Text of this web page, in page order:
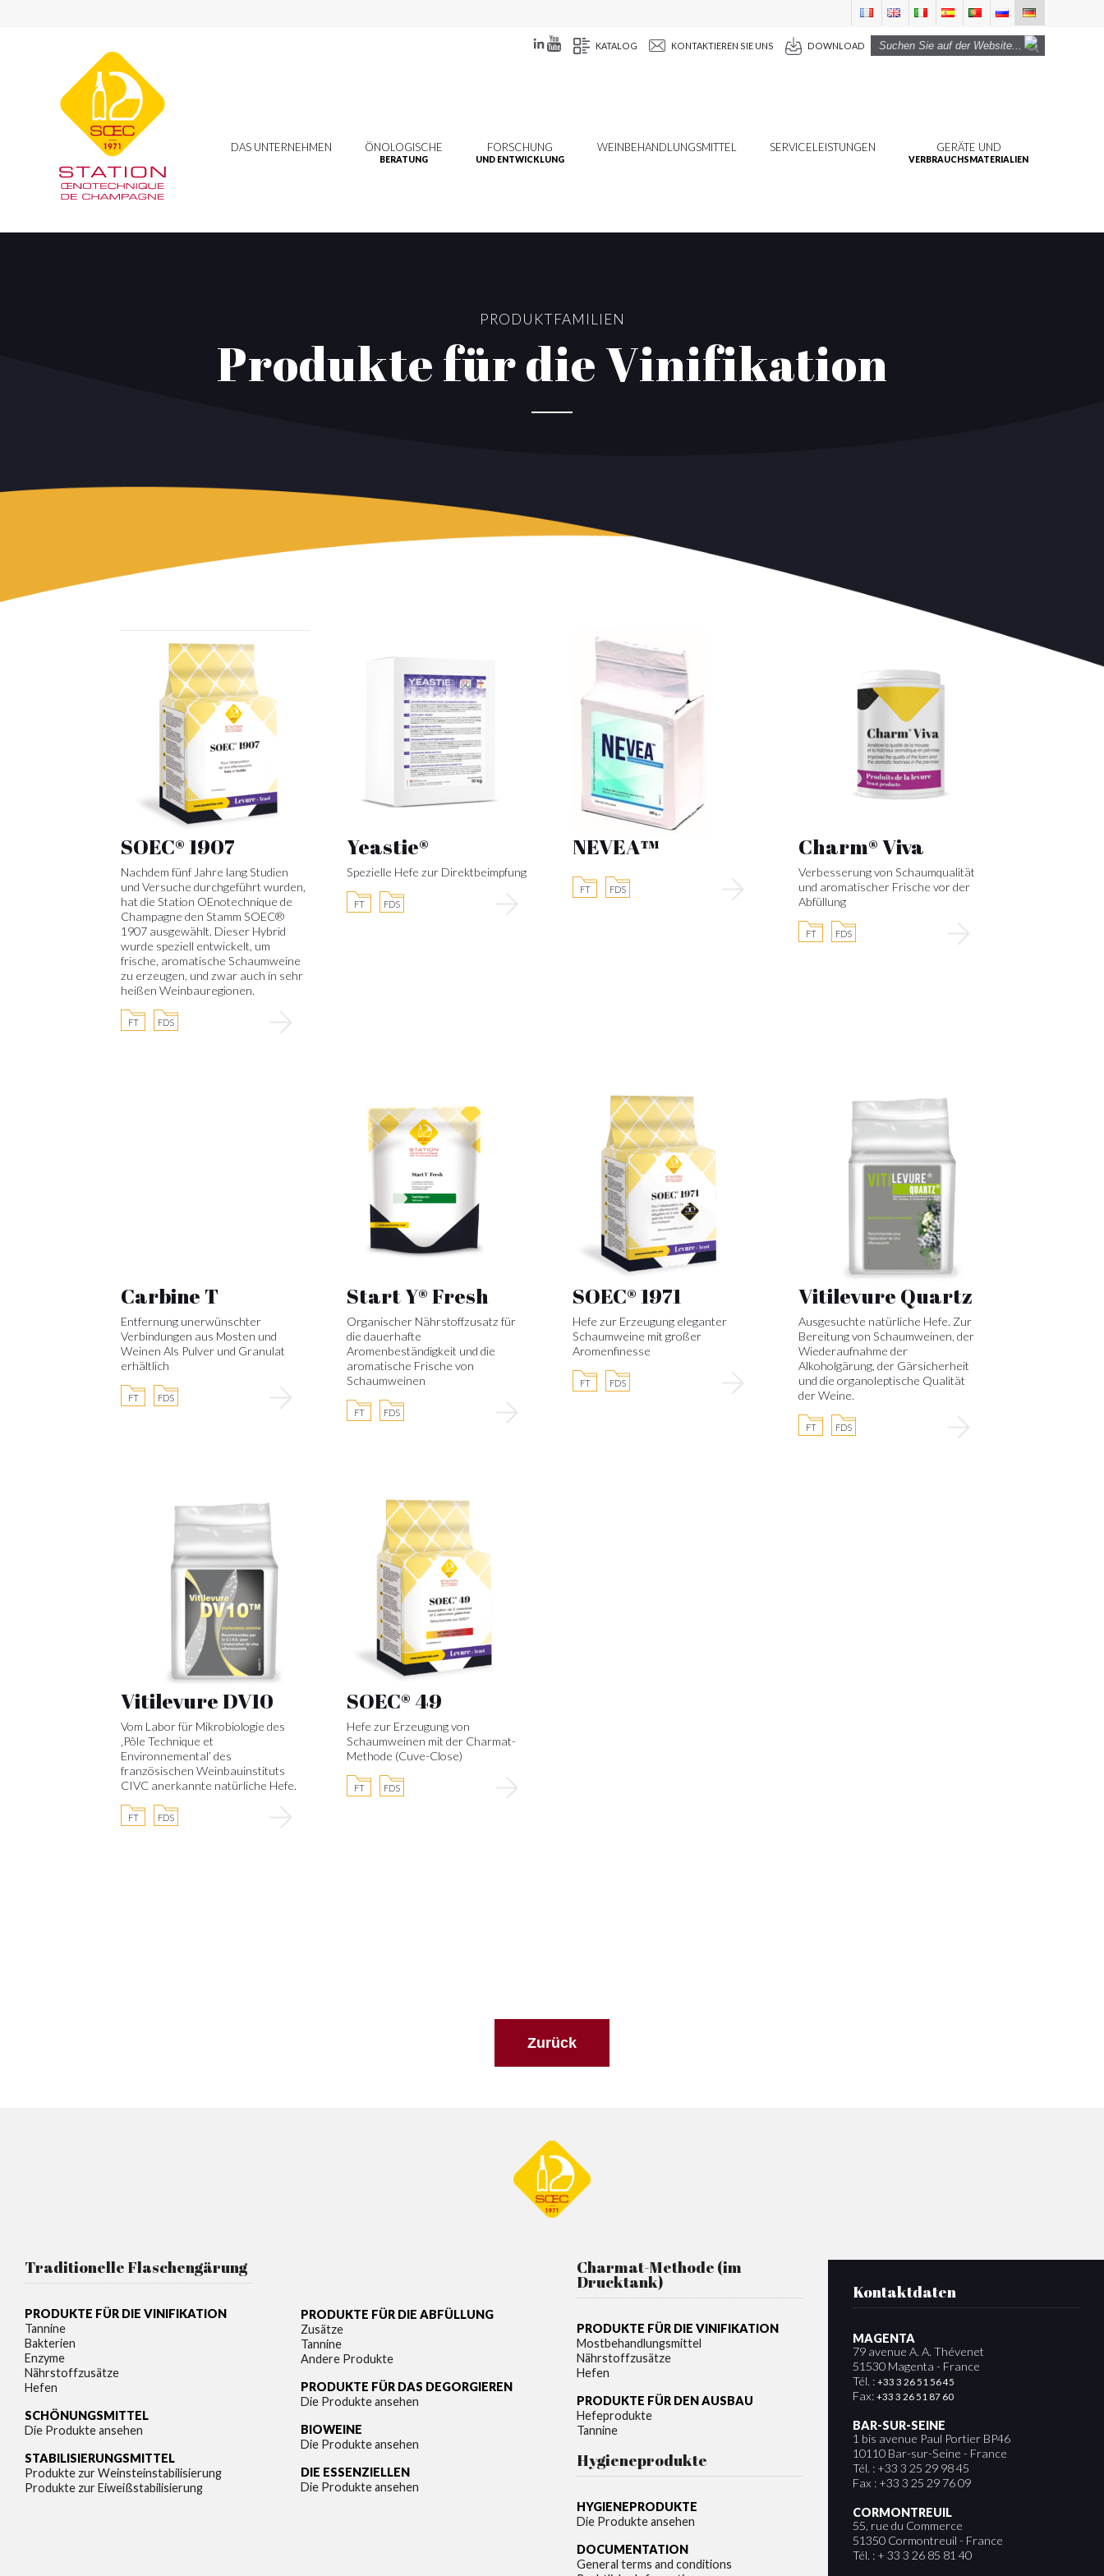
KATALOG KONTAKTIEREN SIE UNS DOWNLOAD
DAS UNTERNEHMEN ÖNOLOGISCHE
BERATUNG
FORSCHUNG
UND ENTWICKLUNG
WEINBEHANDLUNGSMITTEL SERVICELEISTUNGEN GERÄTE UND
VERBRAUCHSMATERIALIEN
PRODUKTFAMILIEN
Produkte für die Vinifikation
SOEC® 1907
Nachdem fünf Jahre lang Studien
und Versuche durchgeführt wurden,
hat die Station OEnotechnique de
Champagne den Stamm SOEC®
1907 ausgewählt. Dieser Hybrid
wurde speziell entwickelt, um
frische, aromatische Schaumweine
zu erzeugen, und zwar auch in sehr
heißen Weinbauregionen.
FT FDS
Yeastie®
Spezielle Hefe zur Direktbeimpfung
FT FDS
NEVEA™
FT FDS
Charm® Viva
Verbesserung von Schaumqualität
und aromatischer Frische vor der
Abfüllung
FT FDS
Carbine T
Entfernung unerwünschter
Verbindungen aus Mosten und
Weinen Als Pulver und Granulat
erhältlich
FT FDS
Start Y® Fresh
Organischer Nährstoffzusatz für
die dauerhafte
Aromenbeständigkeit und die
aromatische Frische von
Schaumweinen
FT FDS
SOEC® 1971
Hefe zur Erzeugung eleganter
Schaumweine mit großer
Aromenfinesse
FT FDS
Vitilevure Quartz
Ausgesuchte natürliche Hefe. Zur
Bereitung von Schaumweinen, der
Wiederaufnahme der
Alkoholgärung, der Gärsicherheit
und die organoleptische Qualität
der Weine.
FT FDS
Vitilevure DV10
Vom Labor für Mikrobiologie des
‚Pôle Technique et
Environnemental’ des
französischen Weinbauinstituts
CIVC anerkannte natürliche Hefe.
FT FDS
SOEC® 49
Hefe zur Erzeugung von
Schaumweinen mit der Charmat-
Methode (Cuve-Close)
FT FDS
Zurück
Traditionelle Flaschengärung
PRODUKTE FÜR DIE VINIFIKATION
Tannine
Bakterien
Enzyme
Nährstoffzusätze
Hefen
SCHÖNUNGSMITTEL
Die Produkte ansehen
STABILISIERUNGSMITTEL
Produkte zur Weinsteinstabilisierung
Produkte zur Eiweißstabilisierung
PRODUKTE FÜR DIE ABFÜLLUNG
Zusätze
Tannine
Andere Produkte
PRODUKTE FÜR DAS DEGORGIEREN
Die Produkte ansehen
BIOWEINE
Die Produkte ansehen
DIE ESSENZIELLEN
Die Produkte ansehen
Charmat-Methode (im
Drucktank)
PRODUKTE FÜR DIE VINIFIKATION
Mostbehandlungsmittel
Nährstoffzusätze
Hefen
PRODUKTE FÜR DEN AUSBAU
Hefeprodukte
Tannine
Hygieneprodukte
HYGIENEPRODUKTE
Die Produkte ansehen
DOCUMENTATION
General terms and conditions
Kontaktdaten
MAGENTA
79 avenue A. A. Thévenet
51530 Magenta - France
Tél. : +33 3 26 51 56 45
Fax: +33 3 26 51 87 60
BAR-SUR-SEINE
1 bis avenue Paul Portier BP46
10110 Bar-sur-Seine - France
Tél. : +33 3 25 29 98 45
Fax : +33 3 25 29 76 09
CORMONTREUIL
55, rue du Commerce
51350 Cormontreuil - France
Tél. : + 33 3 26 85 81 40